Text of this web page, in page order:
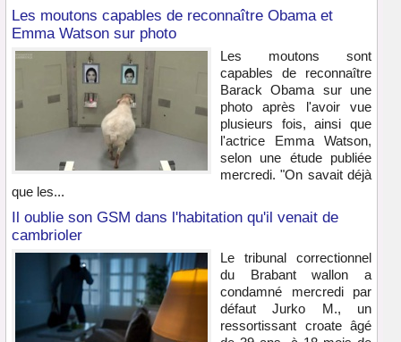
Les moutons capables de reconnaître Obama et
Emma Watson sur photo
Les moutons sont
capables de reconnaître
Barack Obama sur une
photo après l'avoir vue
plusieurs fois, ainsi que
l'actrice Emma Watson,
selon une étude publiée
mercredi. "On savait déjà
que les...
Il oublie son GSM dans l'habitation qu'il venait de
cambrioler
Le tribunal correctionnel
du Brabant wallon a
condamné mercredi par
défaut Jurko M., un
ressortissant croate âgé